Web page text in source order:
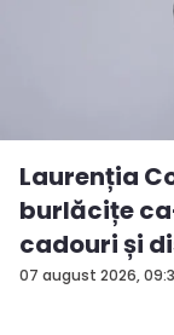
07 august 2026,
Laurenția
burlăcițe
cadouri și
surp...